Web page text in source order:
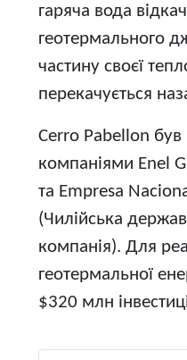
гаряча вода
геотермального
частину своєї
перекачується
Cerro Pabellon
компаніями Enel
та Empresa
(Чилійська
компанія). Для
геотермальної
$320 млн